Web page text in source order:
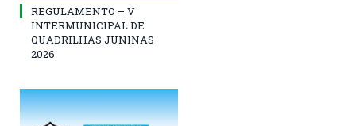
REGULAMENTO – V
INTERMUNICIPAL DE
QUADRILHAS JUNINAS
2026